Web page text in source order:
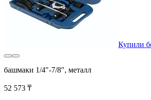
Купили
башмаки 1/4"-7/8", металл
52 573 ₸